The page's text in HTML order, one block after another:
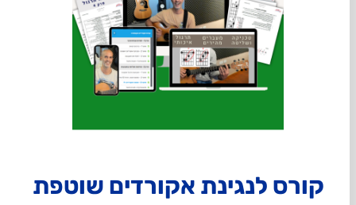
קורס לנגינת אקורדים שוטפת